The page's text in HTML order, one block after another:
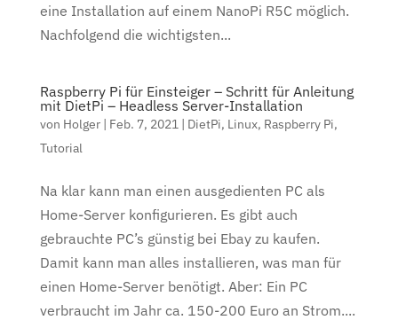
eine Installation auf einem NanoPi R5C möglich.
Nachfolgend die wichtigsten...
Raspberry Pi für Einsteiger – Schritt für Anleitung
mit DietPi – Headless Server-Installation
von Holger| Feb. 7, 2021| DietPi, Linux, Raspberry Pi,
Tutorial
Na klar kann man einen ausgedienten PC als
Home-Server konfigurieren. Es gibt auch
gebrauchte PC’s günstig bei Ebay zu kaufen.
Damit kann man alles installieren, was man für
einen Home-Server benötigt. Aber: Ein PC
verbraucht im Jahr ca. 150-200 Euro an Strom....